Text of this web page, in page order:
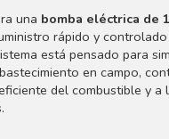
una bomba eléctrica de
rápido y
está pensado para
en campo,
del combustible y a